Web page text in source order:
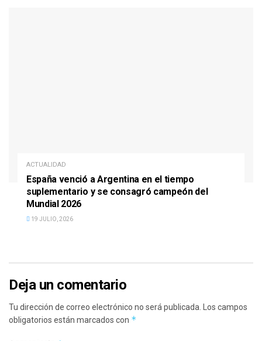
ACTUALIDAD
España venció a Argentina en el tiempo
suplementario y se consagró campeón del
Mundial 2026
19 JULIO, 2026
Deja un comentario
Tu dirección de correo electrónico no será publicada. Los campos
obligatorios están marcados con *